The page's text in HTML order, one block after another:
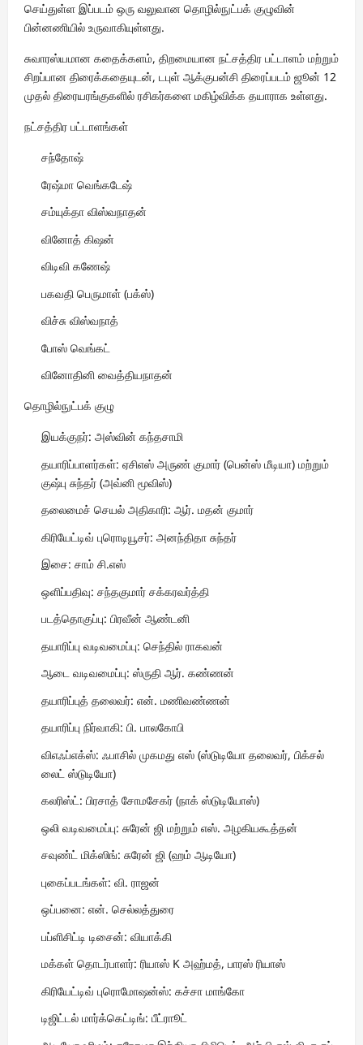
செய்துள்ள இப்படம் ஒரு வலுவான தொழில்நுட்பக் குழுவின்
பின்னணியில் உருவாகியுள்ளது.
சுவாரஸ்யமான கதைக்களம், திறமையான நட்சத்திர பட்டாளம் மற்றும்
சிறப்பான திரைக்கதையுடன், டபுள் ஆக்குபன்சி திரைப்படம் ஜூன் 12
முதல் திரையரங்குகளில் ரசிகர்களை மகிழ்விக்க தயாராக உள்ளது.
நட்சத்திர பட்டாளங்கள்
சந்தோஷ்
ரேஷ்மா வெங்கடேஷ்
சம்யுக்தா விஸ்வநாதன்
வினோத் கிஷன்
விடிவி கணேஷ்
பகவதி பெருமாள் (பக்ஸ்)
விச்சு விஸ்வநாத்
போஸ் வெங்கட்
வினோதினி வைத்தியநாதன்
தொழில்நுட்பக் குழு
இயக்குநர்: அஸ்வின் கந்தசாமி
தயாரிப்பாளர்கள்: ஏசிஎஸ் அருண் குமார் (பென்ஸ் மீடியா) மற்றும்
குஷ்பு சுந்தர் (அவ்னி மூவிஸ்)
தலைமைச் செயல் அதிகாரி: ஆர். மதன் குமார்
கிரியேட்டிவ் புரொடியூசர்: அனந்திதா சுந்தர்
இசை: சாம் சி.எஸ்
ஒளிப்பதிவு: சந்தகுமார் சக்கரவர்த்தி
படத்தொகுப்பு: பிரவீன் ஆண்டனி
தயாரிப்பு வடிவமைப்பு: செந்தில் ராகவன்
ஆடை வடிவமைப்பு: ஸ்ருதி ஆர். கண்ணன்
தயாரிப்புத் தலைவர்: என். மணிவண்ணன்
தயாரிப்பு நிர்வாகி: பி. பாலகோபி
விஎஃப்எக்ஸ்: ஃபாசில் முகமது எஸ் (ஸ்டுடியோ தலைவர், பிக்சல்
லைட் ஸ்டுடியோ)
கலரிஸ்ட்: பிரசாத் சோமசேகர் (நாக் ஸ்டுடியோஸ்)
ஒலி வடிவமைப்பு: சுரேன் ஜி மற்றும் எஸ். அழகியகூத்தன்
சவுண்ட் மிக்ஸிங்: சுரேன் ஜி (ஹம் ஆடியோ)
புகைப்படங்கள்: வி. ராஜன்
ஒப்பனை: என். செல்லத்துரை
பப்ளிசிட்டி டிசைன்: வியாக்கி
மக்கள் தொடர்பாளர்: ரியாஸ் K அஹ்மத், பாரஸ் ரியாஸ்
கிரியேட்டிவ் புரொமோஷன்ஸ்: கச்சா மாங்கோ
டிஜிட்டல் மார்க்கெட்டிங்: பீட்ராூட்